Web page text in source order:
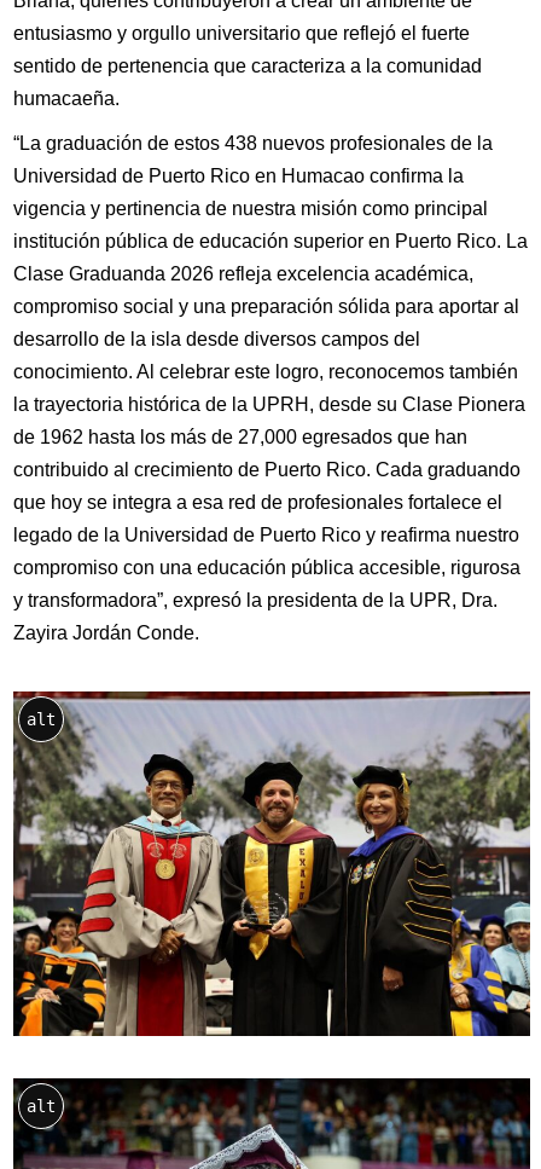
entusiasmo y orgullo universitario que reflejó el fuerte
sentido de pertenencia que caracteriza a la comunidad
humacaeña.
“La graduación de estos 438 nuevos profesionales de la
Universidad de Puerto Rico en Humacao confirma la
vigencia y pertinencia de nuestra misión como principal
institución pública de educación superior en Puerto Rico. La
Clase Graduanda 2026 refleja excelencia académica,
compromiso social y una preparación sólida para aportar al
desarrollo de la isla desde diversos campos del
conocimiento. Al celebrar este logro, reconocemos también
la trayectoria histórica de la UPRH, desde su Clase Pionera
de 1962 hasta los más de 27,000 egresados que han
contribuido al crecimiento de Puerto Rico. Cada graduando
que hoy se integra a esa red de profesionales fortalece el
legado de la Universidad de Puerto Rico y reafirma nuestro
compromiso con una educación pública accesible, rigurosa
y transformadora”, expresó la presidenta de la UPR, Dra.
Zayira Jordán Conde.
alt
alt